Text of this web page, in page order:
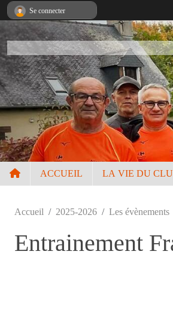
ACCUEIL LA VIE DU
Accueil 2025-2026 Les évènements
Entrainement
Se connecter
Panneau de gestion des cookies